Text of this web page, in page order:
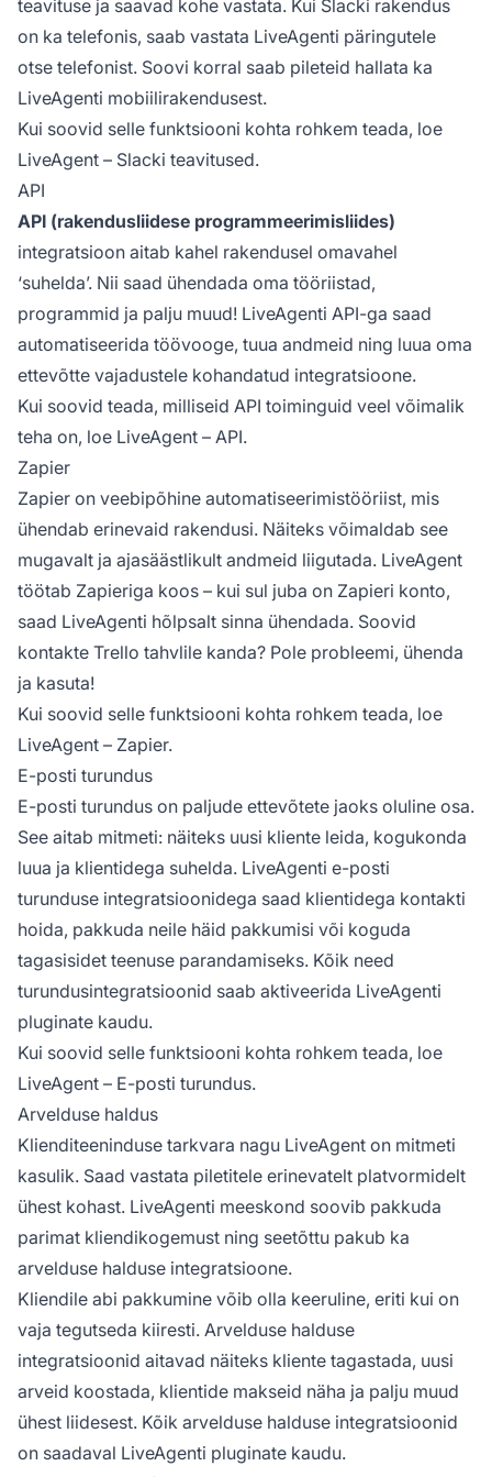
teavituse ja saavad kohe vastata. Kui Slacki rakendus
on ka telefonis, saab vastata LiveAgenti päringutele
otse telefonist. Soovi korral saab pileteid hallata ka
LiveAgenti mobiilirakendusest.
Kui soovid selle funktsiooni kohta rohkem teada, loe
LiveAgent – Slacki teavitused.
API
API (rakendusliidese programmeerimisliides)
integratsioon aitab kahel rakendusel omavahel
‘suhelda’. Nii saad ühendada oma tööriistad,
programmid ja palju muud! LiveAgenti API-ga saad
automatiseerida töövooge, tuua andmeid ning luua oma
ettevõtte vajadustele kohandatud integratsioone.
Kui soovid teada, milliseid API toiminguid veel võimalik
teha on, loe LiveAgent – API.
Zapier
Zapier on veebipõhine automatiseerimistööriist, mis
ühendab erinevaid rakendusi. Näiteks võimaldab see
mugavalt ja ajasäästlikult andmeid liigutada. LiveAgent
töötab Zapieriga koos – kui sul juba on Zapieri konto,
saad LiveAgenti hõlpsalt sinna ühendada. Soovid
kontakte Trello tahvlile kanda? Pole probleemi, ühenda
ja kasuta!
Kui soovid selle funktsiooni kohta rohkem teada, loe
LiveAgent – Zapier.
E-posti turundus
E-posti turundus on paljude ettevõtete jaoks oluline osa.
See aitab mitmeti: näiteks uusi kliente leida, kogukonda
luua ja klientidega suhelda. LiveAgenti e-posti
turunduse integratsioonidega saad klientidega kontakti
hoida, pakkuda neile häid pakkumisi või koguda
tagasisidet teenuse parandamiseks. Kõik need
turundusintegratsioonid saab aktiveerida LiveAgenti
pluginate kaudu.
Kui soovid selle funktsiooni kohta rohkem teada, loe
LiveAgent – E-posti turundus.
Arvelduse haldus
Klienditeeninduse tarkvara nagu LiveAgent on mitmeti
kasulik. Saad vastata piletitele erinevatelt platvormidelt
ühest kohast. LiveAgenti meeskond soovib pakkuda
parimat kliendikogemust ning seetõttu pakub ka
arvelduse halduse integratsioone.
Kliendile abi pakkumine võib olla keeruline, eriti kui on
vaja tegutseda kiiresti. Arvelduse halduse
integratsioonid aitavad näiteks kliente tagastada, uusi
arveid koostada, klientide makseid näha ja palju muud
ühest liidesest. Kõik arvelduse halduse integratsioonid
on saadaval LiveAgenti pluginate kaudu.